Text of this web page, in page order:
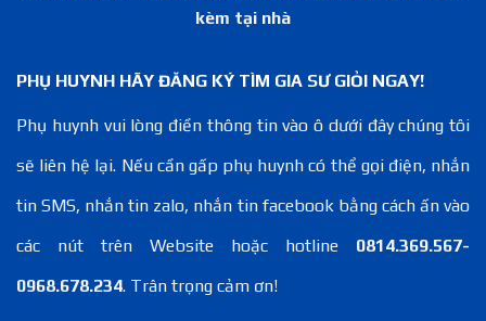
kèm tại nhà
PHỤ HUYNH HÃY ĐĂNG KÝ TÌM GIA SƯ GIỎI NGAY!
Phụ huynh vui lòng điền thông tin vào ô dưới đây chúng tôi
sẽ liên hệ lại. Nếu cần gấp phụ huynh có thể gọi điện, nhắn
tin SMS, nhắn tin zalo, nhắn tin facebook bằng cách ấn vào
các nút trên Website hoặc hotline 0814.369.567-
0968.678.234. Trân trọng cảm ơn!